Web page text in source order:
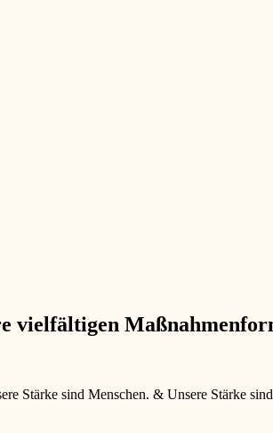
vielfältigen
Stärke sind Menschen. & Unsere Stärke